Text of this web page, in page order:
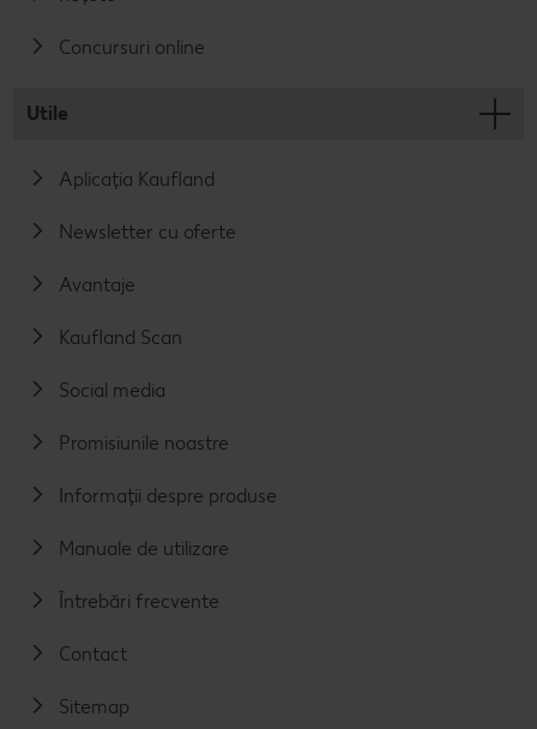
Concursuri online
Utile
Aplicația Kaufland
Newsletter cu oferte
Avantaje
Kaufland Scan
Social media
Promisiunile noastre
Informații despre produse
Manuale de utilizare
Întrebări frecvente
Contact
Sitemap